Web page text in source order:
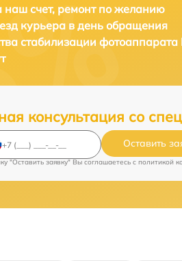
наш счет, ремонт по желанию
курьера в день обращения
стабилизации фотоаппарата
консультация со
Оставить
"Оставить заявку" Вы соглашаетесь c политикой